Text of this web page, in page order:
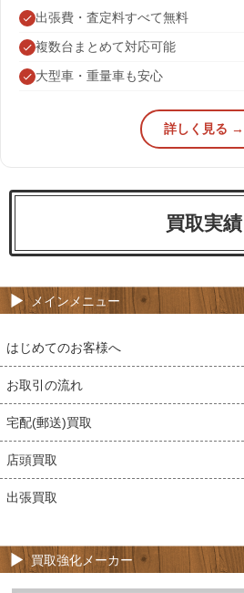
出張費・査定料すべて無料
複数台まとめて対応可能
大型車・重量車も安心
詳しく見る →
買取実績
メインメニュー
はじめてのお客様へ
お取引の流れ
宅配(郵送)買取
店頭買取
出張買取
買取強化メーカー